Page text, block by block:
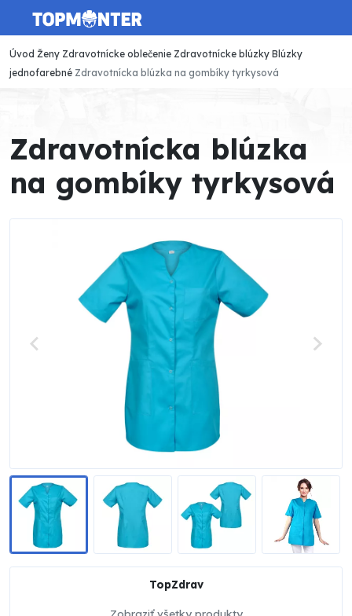
Úvod Ženy Zdravotnícke oblečenie Zdravotnícke blúzky Blúzky
jednofarebné Zdravotnícka blúzka na gombíky tyrkysová
TopZdrav
Zobraziť všetky produkty
Zdravotnícka blúzka
na gombíky tyrkysová